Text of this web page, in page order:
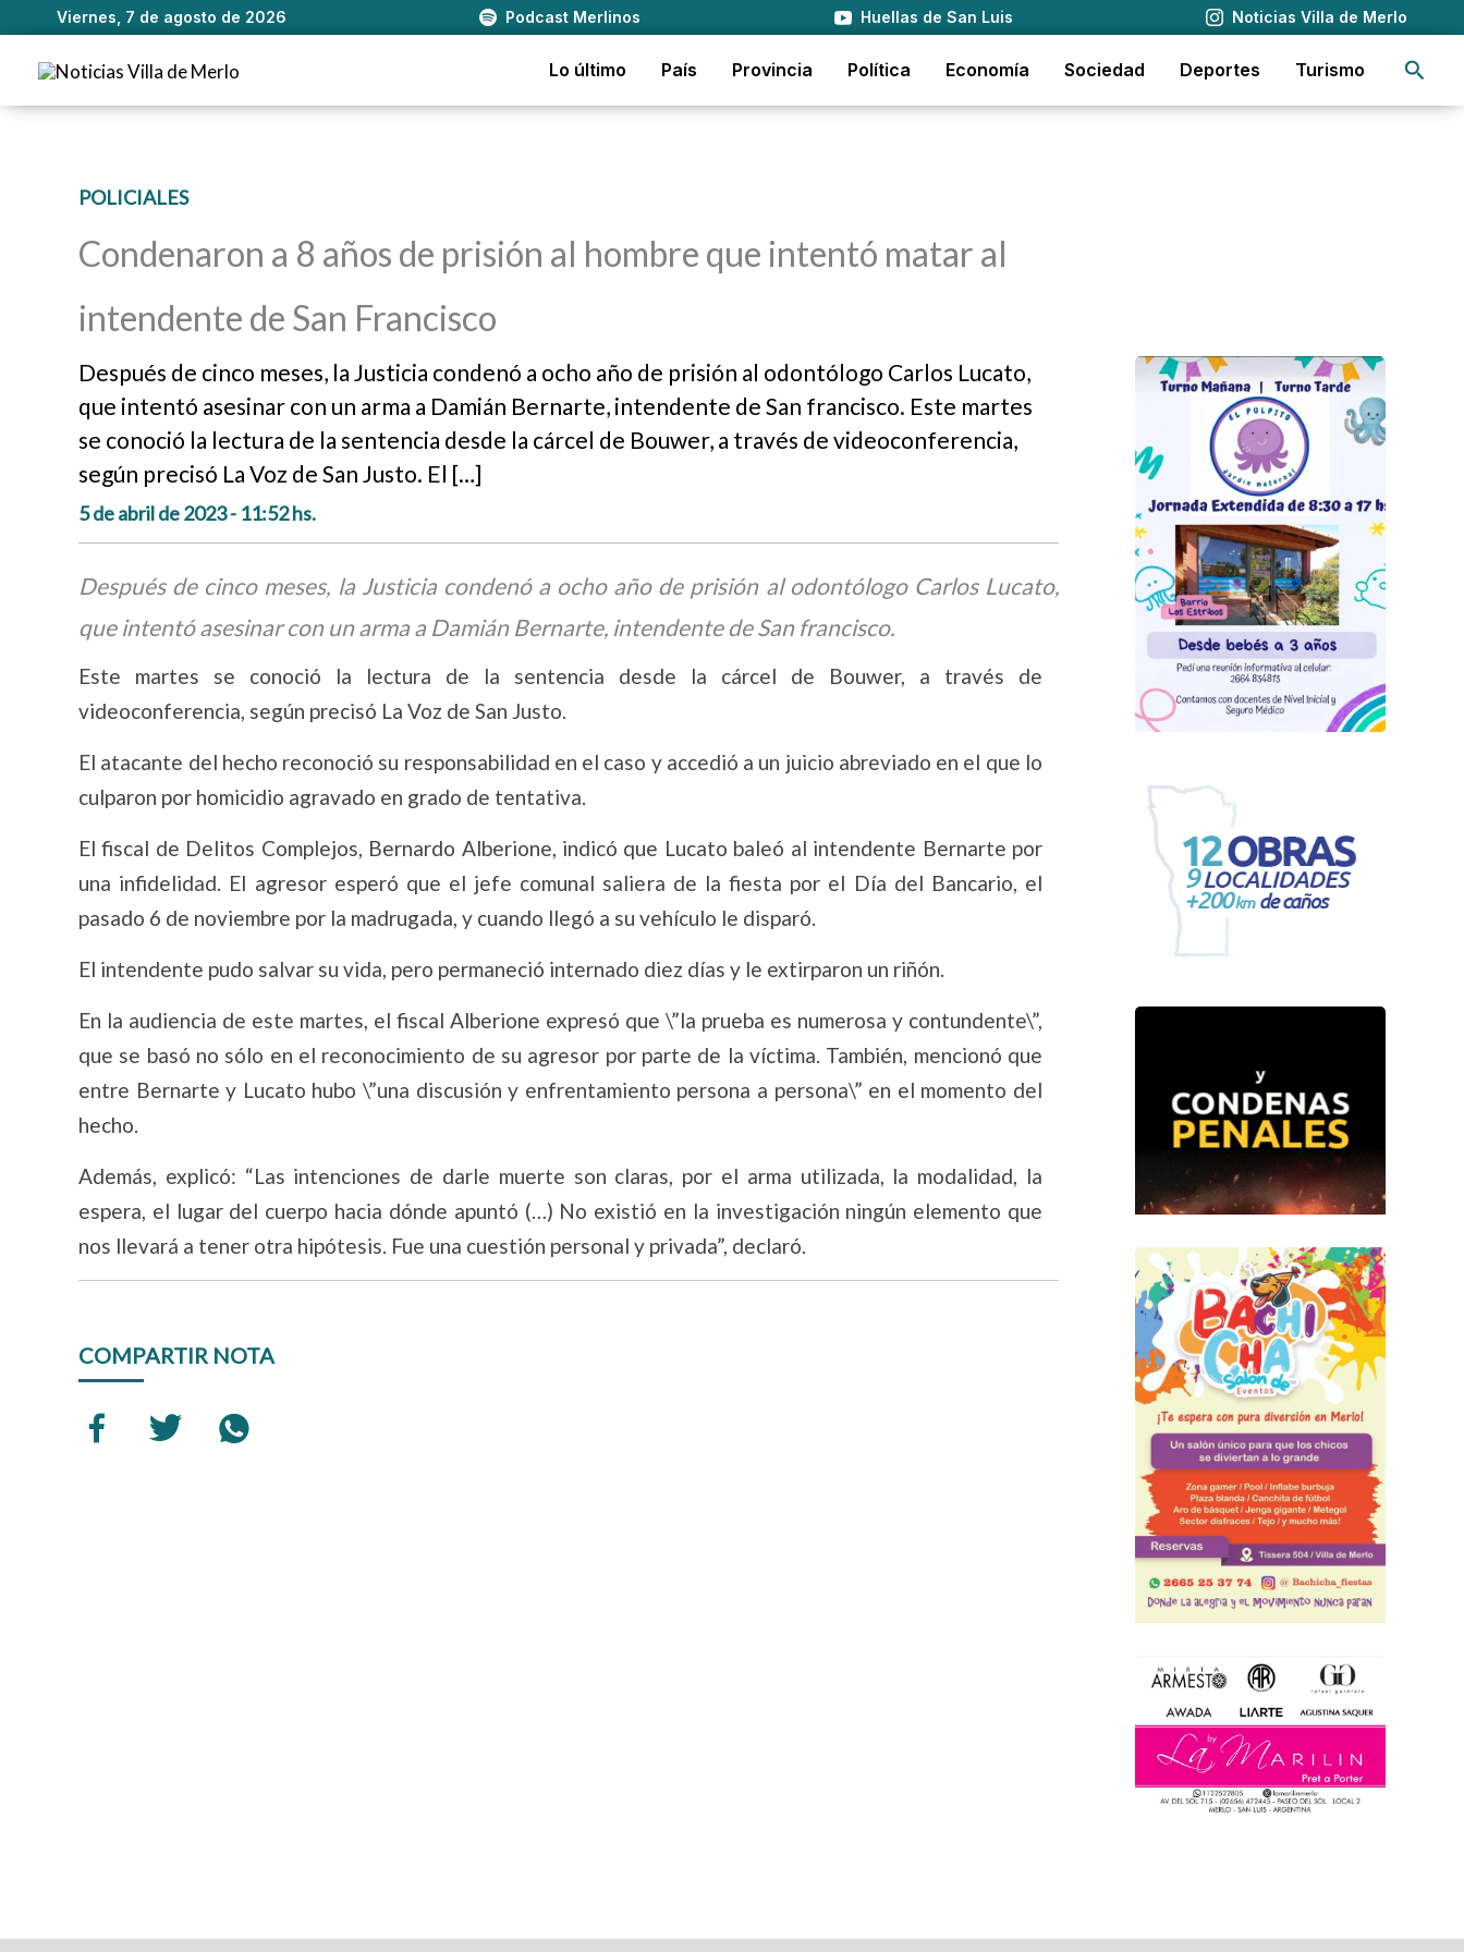
Viernes, 7 de agosto de 2026 Podcast Merlinos Huellas de San Luis Noticias Villa de Merlo
contenido
Lo último País Provincia Política Economía Sociedad Deportes Turismo
POLICIALES
Condenaron a 8 años de prisión al hombre que intentó matar al
intendente de San Francisco
Después de cinco meses, la Justicia condenó a ocho año de prisión al odontólogo Carlos Lucato,
que intentó asesinar con un arma a Damián Bernarte, intendente de San francisco. Este martes
se conoció la lectura de la sentencia desde la cárcel de Bouwer, a través de videoconferencia,
según precisó La Voz de San Justo. El […]
5 de abril de 2023 - 11:52 hs.
Después de cinco meses, la Justicia condenó a ocho año de prisión al odontólogo Carlos Lucato,
que intentó asesinar con un arma a Damián Bernarte, intendente de San francisco.
Este martes se conoció la lectura de la sentencia desde la cárcel de Bouwer, a través de
videoconferencia, según precisó La Voz de San Justo.
El atacante del hecho reconoció su responsabilidad en el caso y accedió a un juicio abreviado en el que lo
culparon por homicidio agravado en grado de tentativa.
El fiscal de Delitos Complejos, Bernardo Alberione, indicó que Lucato baleó al intendente Bernarte por
una infidelidad. El agresor esperó que el jefe comunal saliera de la fiesta por el Día del Bancario, el
pasado 6 de noviembre por la madrugada, y cuando llegó a su vehículo le disparó.
El intendente pudo salvar su vida, pero permaneció internado diez días y le extirparon un riñón.
En la audiencia de este martes, el fiscal Alberione expresó que \”la prueba es numerosa y contundente\”,
que se basó no sólo en el reconocimiento de su agresor por parte de la víctima. También, mencionó que
entre Bernarte y Lucato hubo \”una discusión y enfrentamiento persona a persona\” en el momento del
hecho.
Además, explicó: “Las intenciones de darle muerte son claras, por el arma utilizada, la modalidad, la
espera, el lugar del cuerpo hacia dónde apuntó (…) No existió en la investigación ningún elemento que
nos llevará a tener otra hipótesis. Fue una cuestión personal y privada”, declaró.
COMPARTIR NOTA